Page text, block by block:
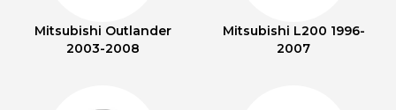
Mitsubishi Outlander
2003-2008
Mitsubishi L200 1996-
2007